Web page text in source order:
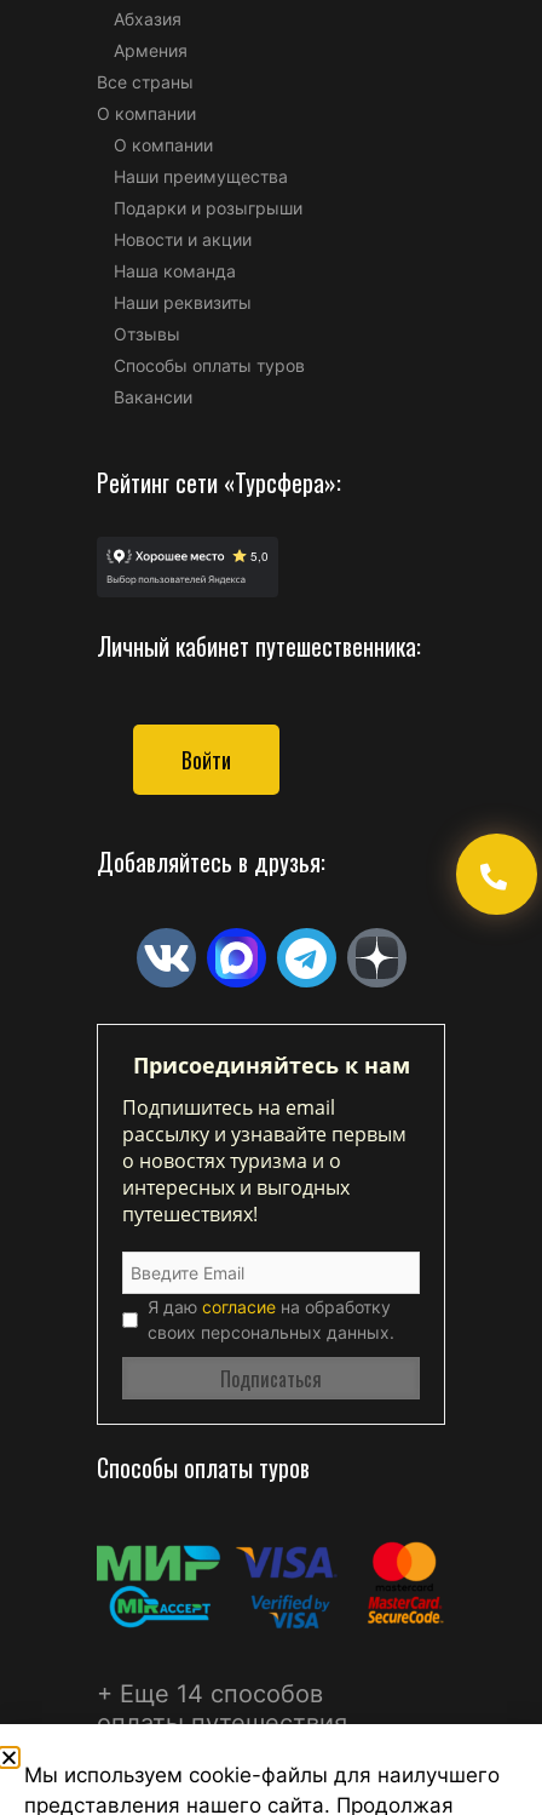
Абхазия
Армения
Все страны
О компании
О компании
Наши преимущества
Подарки и розыгрыши
Новости и акции
Наша команда
Наши реквизиты
Отзывы
Способы оплаты туров
Вакансии
Рейтинг сети «Турсфера»:
Личный кабинет путешественника:
Войти
Добавляйтесь в друзья:
Присоединяйтесь к нам
Подпишитесь на email
рассылку и узнавайте первым
о новостях туризма и о
интересных и выгодных
путешествиях!
Я даю согласие на обработку
своих персональных данных.
Способы оплаты туров
+ Еще 14 способов
оплаты путешествия
Мы используем cookie-файлы для наилучшего
представления нашего сайта. Продолжая